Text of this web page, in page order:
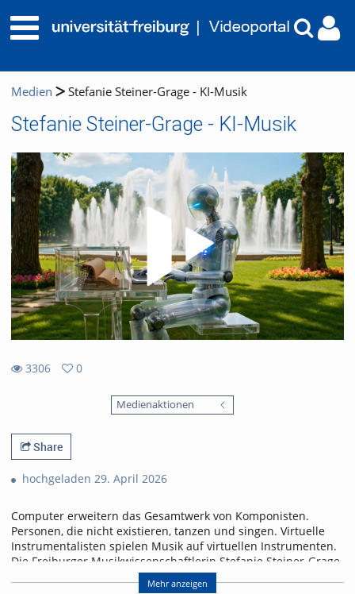
Medien Stefanie Steiner-Grage - KI-Musik
Stefanie Steiner-Grage - KI-Musik
3306
0
Medienaktionen
Share
hochgeladen 29. April 2026
Computer erweitern das Gesamtwerk von Komponisten.
Personen, die nicht existieren, tanzen und singen. Virtuelle
Instrumentalisten spielen Musik auf virtuellen Instrumenten.
Die Freiburger Musikwissenschaftlerin Stefanie Steiner-Grage
beurteilt den Vormarsch künstlicher Klänge eher skeptisch.
Mehr anzeigen